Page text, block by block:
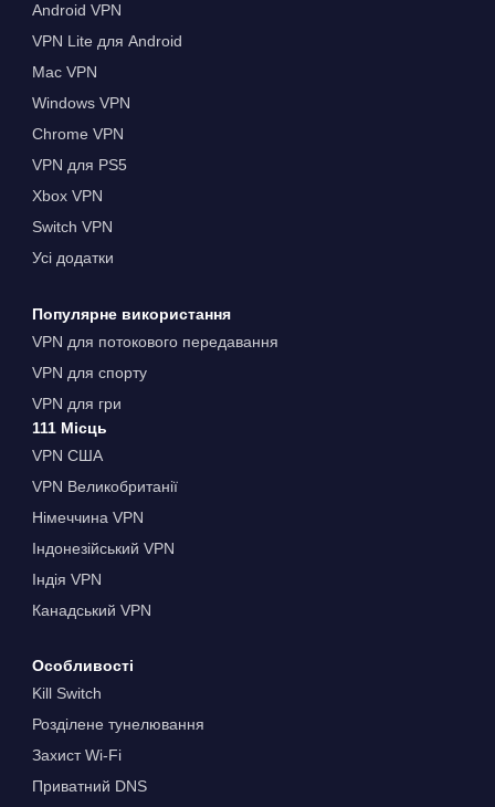
Android VPN
VPN Lite для Android
Mac VPN
Windows VPN
Chrome VPN
VPN для PS5
Xbox VPN
Switch VPN
Усі додатки
Популярне використання
VPN для потокового передавання
VPN для спорту
VPN для гри
111 Місць
VPN США
VPN Великобританії
Німеччина VPN
Індонезійський VPN
Індія VPN
Канадський VPN
Особливості
Kill Switch
Розділене тунелювання
Захист Wi-Fi
Приватний DNS